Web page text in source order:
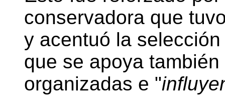
conservadora que
y acentuó la
que se apoya
organizadas e "